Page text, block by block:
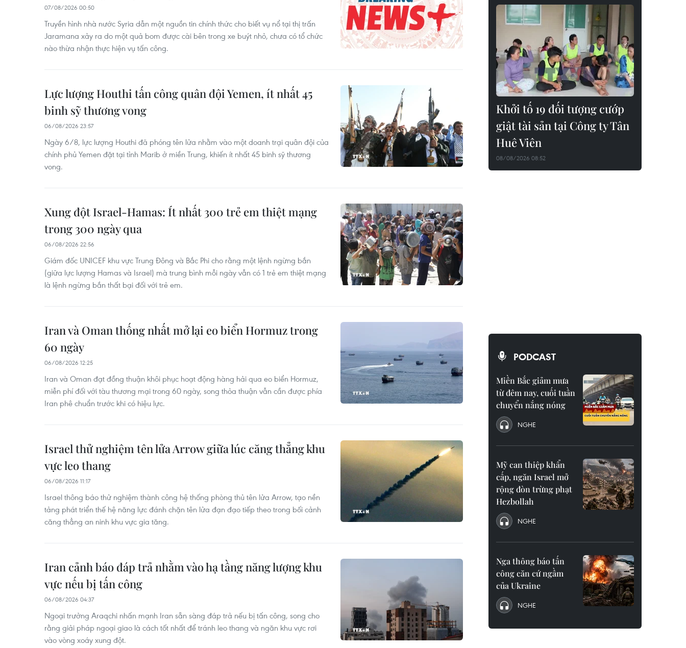
07/08/2026 00:50
Truyền hình nhà nước Syria dẫn một nguồn tin chính thức cho biết vụ nổ tại thị trấn
Jaramana xảy ra do một quả bom được cài bên trong xe buýt nhỏ, chưa có tổ chức
nào thừa nhận thực hiện vụ tấn công.
Lực lượng Houthi tấn công quân đội Yemen, ít nhất 45
binh sỹ thương vong
06/08/2026 23:57
Ngày 6/8, lực lượng Houthi đã phóng tên lửa nhằm vào một doanh trại quân đội của
chính phủ Yemen đặt tại tỉnh Marib ở miền Trung, khiến ít nhất 45 binh sỹ thương
vong.
Xung đột Israel-Hamas: Ít nhất 300 trẻ em thiệt mạng
trong 300 ngày qua
06/08/2026 22:56
Giám đốc UNICEF khu vực Trung Đông và Bắc Phi cho rằng một lệnh ngừng bắn
(giữa lực lượng Hamas và Israel) mà trung bình mỗi ngày vẫn có 1 trẻ em thiệt mạng
là lệnh ngừng bắn thất bại đối với trẻ em.
Iran và Oman thống nhất mở lại eo biển Hormuz trong
60 ngày
06/08/2026 12:25
Iran và Oman đạt đồng thuận khôi phục hoạt động hàng hải qua eo biển Hormuz,
miễn phí đối với tàu thương mại trong 60 ngày, song thỏa thuận vẫn cần được phía
Iran phê chuẩn trước khi có hiệu lực.
Israel thử nghiệm tên lửa Arrow giữa lúc căng thẳng khu
vực leo thang
06/08/2026 11:17
Israel thông báo thử nghiệm thành công hệ thống phòng thủ tên lửa Arrow, tạo nền
tảng phát triển thế hệ năng lực đánh chặn tên lửa đạn đạo tiếp theo trong bối cảnh
căng thẳng an ninh khu vực gia tăng.
Iran cảnh báo đáp trả nhằm vào hạ tầng năng lượng khu
vực nếu bị tấn công
06/08/2026 04:37
Ngoại trưởng Araqchi nhấn mạnh Iran sẵn sàng đáp trả nếu bị tấn công, song cho
rằng giải pháp ngoại giao là cách tốt nhất để tránh leo thang và ngăn khu vực rơi
vào vòng xoáy xung đột.
Khởi tố 19 đối tượng cướp
giật tài sản tại Công ty Tân
Huê Viên
08/08/2026 08:52
PODCAST
Miền Bắc giảm mưa
từ đêm nay, cuối tuần
chuyển nắng nóng
NGHE
Mỹ can thiệp khẩn
cấp, ngăn Israel mở
rộng đòn trừng phạt
Hezbollah
NGHE
Nga thông báo tấn
công căn cứ ngầm
của Ukraine
NGHE